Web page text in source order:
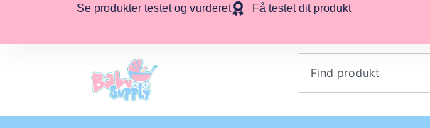
Se produkter testet og vurderet Få testet dit produkt